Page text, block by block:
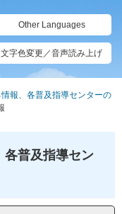
Other Languages
文字色変更／音声読み上げ
報、各普及指導センターの
各普及指導セン